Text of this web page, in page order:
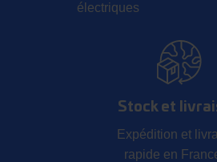
électriques
Stock et
Expédition et
rapide en